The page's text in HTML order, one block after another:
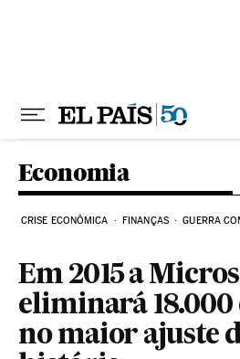
Economia
CRISE ECONÔMICA FINANÇAS GUERRA
Em 2015 a
eliminará 18.000
no maior ajuste